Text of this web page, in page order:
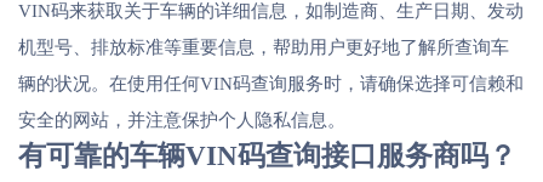
VIN码来获取关于车辆的详细信息，如制造商、生产日期、发动
机型号、排放标准等重要信息，帮助用户更好地了解所查询车
辆的状况。在使用任何VIN码查询服务时，请确保选择可信赖和
安全的网站，并注意保护个人隐私信息。
有可靠的车辆VIN码查询接口服务商吗？